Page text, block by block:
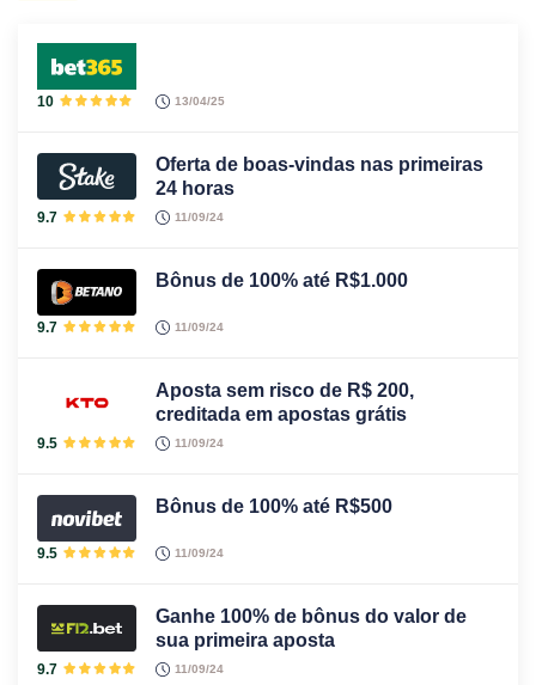
10 13/04/25
Oferta de boas-vindas nas primeiras
24 horas
9.7 11/09/24
Bônus de 100% até R$1.000
9.7 11/09/24
Aposta sem risco de R$ 200,
creditada em apostas grátis
9.5 11/09/24
Bônus de 100% até R$500
9.5 11/09/24
Ganhe 100% de bônus do valor de
sua primeira aposta
9.7 11/09/24